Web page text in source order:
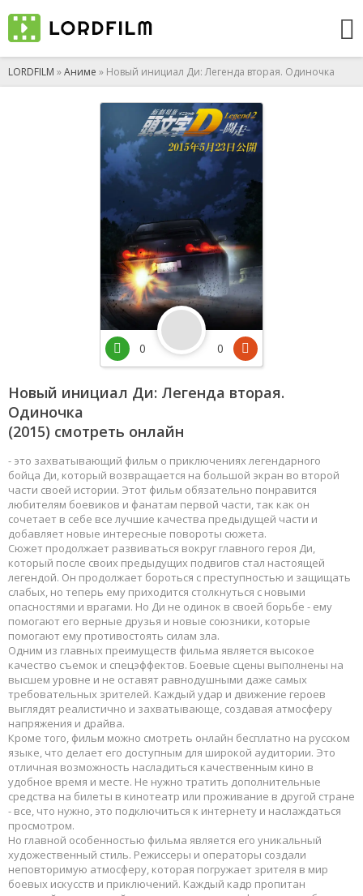
LORDFILM »Аниме » Новый инициал Ди: Легенда вторая. Одиночка
Новый инициал Ди: Легенда вторая.
Одиночка
(2015) смотреть онлайн
- это захватывающий фильм о приключениях легендарного
бойца Ди, который возвращается на большой экран во второй
части своей истории. Этот фильм обязательно понравится
любителям боевиков и фанатам первой части, так как он
сочетает в себе все лучшие качества предыдущей части и
добавляет новые интересные повороты сюжета.
Сюжет продолжает развиваться вокруг главного героя Ди,
который после своих предыдущих подвигов стал настоящей
легендой. Он продолжает бороться с преступностью и защищать
слабых, но теперь ему приходится столкнуться с новыми
опасностями и врагами. Но Ди не одинок в своей борьбе - ему
помогают его верные друзья и новые союзники, которые
помогают ему противостоять силам зла.
Одним из главных преимуществ фильма является высокое
качество съемок и спецэффектов. Боевые сцены выполнены на
высшем уровне и не оставят равнодушными даже самых
требовательных зрителей. Каждый удар и движение героев
выглядят реалистично и захватывающе, создавая атмосферу
напряжения и драйва.
Кроме того, фильм можно смотреть онлайн бесплатно на русском
языке, что делает его доступным для широкой аудитории. Это
отличная возможность насладиться качественным кино в
удобное время и месте. Не нужно тратить дополнительные
средства на билеты в кинотеатр или проживание в другой стране
- все, что нужно, это подключиться к интернету и наслаждаться
просмотром.
Но главной особенностью фильма является его уникальный
художественный стиль. Режиссеры и операторы создали
неповторимую атмосферу, которая погружает зрителя в мир
боевых искусств и приключений. Каждый кадр пропитан
0 0